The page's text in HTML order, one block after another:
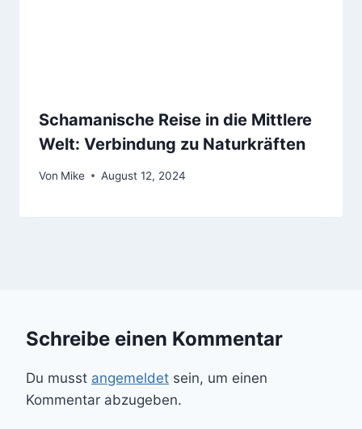
Schamanische Reise in die Mittlere
Welt: Verbindung zu Naturkräften
Von Mike August 12, 2024
Schreibe einen Kommentar
Du musst angemeldet sein, um einen
Kommentar abzugeben.